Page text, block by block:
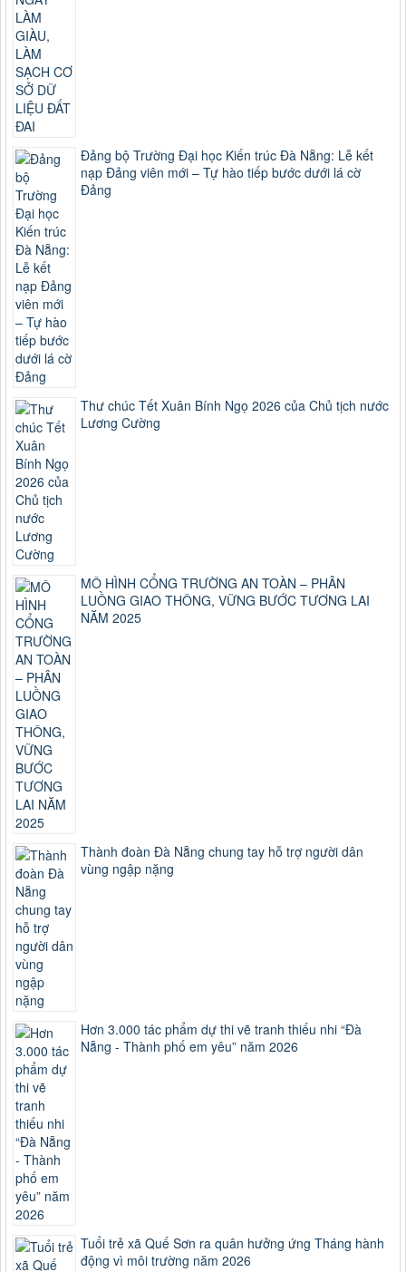
Đảng bộ Trường Đại học Kiến trúc Đà Nẵng: Lễ kết
nạp Đảng viên mới – Tự hào tiếp bước dưới lá cờ
Đảng
Thư chúc Tết Xuân Bính Ngọ 2026 của Chủ tịch nước
Lương Cường
MÔ HÌNH CỔNG TRƯỜNG AN TOÀN – PHÂN
LUỒNG GIAO THÔNG, VỮNG BƯỚC TƯƠNG LAI
NĂM 2025
Thành đoàn Đà Nẵng chung tay hỗ trợ người dân
vùng ngập nặng
Hơn 3.000 tác phẩm dự thi vẽ tranh thiếu nhi “Đà
Nẵng - Thành phố em yêu” năm 2026
Tuổi trẻ xã Quế Sơn ra quân hưởng ứng Tháng hành
động vì môi trường năm 2026